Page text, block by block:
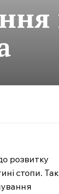
розвитку
стопи.